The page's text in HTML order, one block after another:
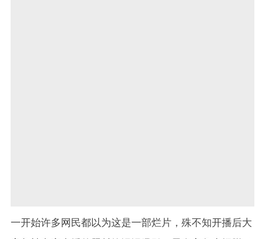
一开始许多网民都以为这是一部烂片，殊不知开播后大